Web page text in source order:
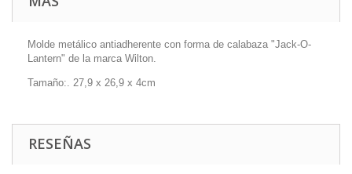
Molde metálico antiadherente con forma de calabaza "Jack-O-
Lantern" de la marca Wilton.
Tamaño:. 27,9 x 26,9 x 4cm
RESEÑAS